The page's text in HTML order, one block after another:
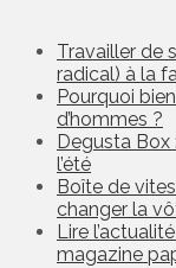
Travailler de
radical) à la
Pourquoi
d’hommes ?
Degusta
l’été
Boîte de
changer la
Lire
magazine